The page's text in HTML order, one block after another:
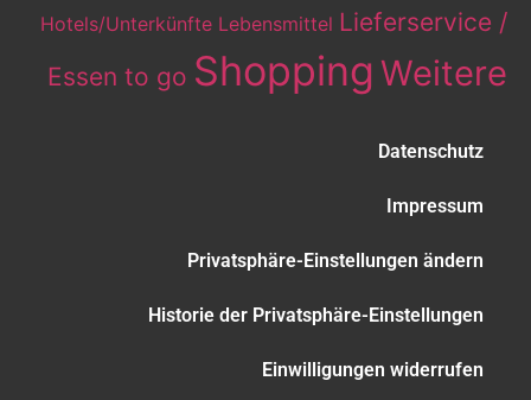
Hotels/Unterkünfte Lebensmittel Lieferservice /
Essen to go Shopping Weitere
Datenschutz
Impressum
Privatsphäre-Einstellungen ändern
Historie der Privatsphäre-Einstellungen
Einwilligungen widerrufen